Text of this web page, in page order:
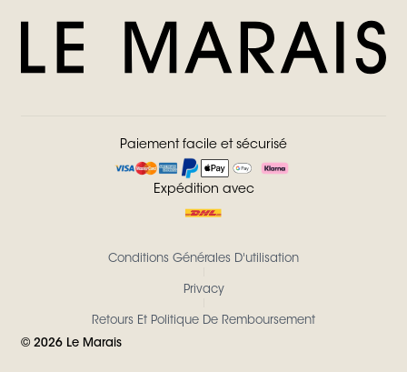
Paiement facile et sécurisé
Expédition avec
Conditions Générales D'utilisation
Privacy
Retours Et Politique De Remboursement
© 2026 Le Marais